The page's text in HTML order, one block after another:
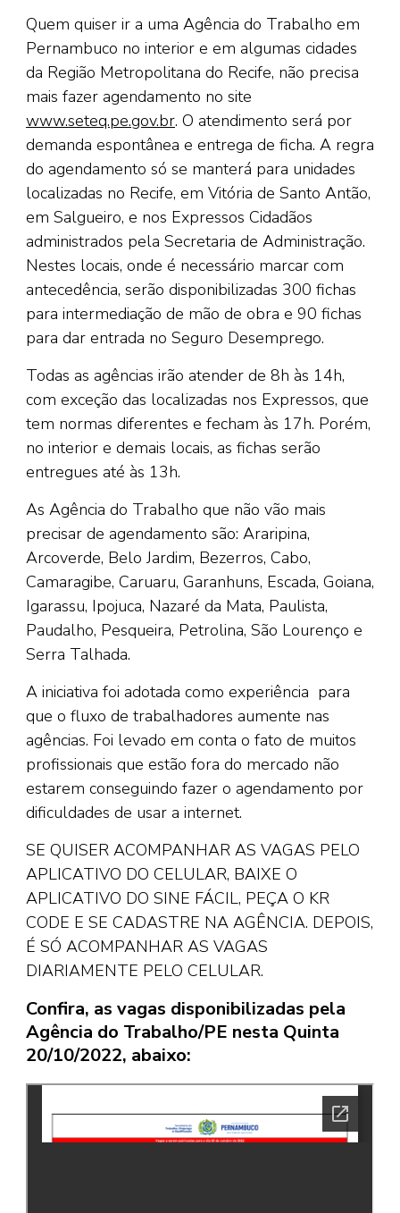
Quem quiser ir a uma Agência do Trabalho em
Pernambuco no interior e em algumas cidades
da Região Metropolitana do Recife, não precisa
mais fazer agendamento no site
www.seteq.pe.gov.br. O atendimento será por
demanda espontânea e entrega de ficha. A regra
do agendamento só se manterá para unidades
localizadas no Recife, em Vitória de Santo Antão,
em Salgueiro, e nos Expressos Cidadãos
administrados pela Secretaria de Administração.
Nestes locais, onde é necessário marcar com
antecedência, serão disponibilizadas 300 fichas
para intermediação de mão de obra e 90 fichas
para dar entrada no Seguro Desemprego.
Todas as agências irão atender de 8h às 14h,
com exceção das localizadas nos Expressos, que
tem normas diferentes e fecham às 17h. Porém,
no interior e demais locais, as fichas serão
entregues até às 13h.
As Agência do Trabalho que não vão mais
precisar de agendamento são: Araripina,
Arcoverde, Belo Jardim, Bezerros, Cabo,
Camaragibe, Caruaru, Garanhuns, Escada, Goiana,
Igarassu, Ipojuca, Nazaré da Mata, Paulista,
Paudalho, Pesqueira, Petrolina, São Lourenço e
Serra Talhada.
A iniciativa foi adotada como experiência para
que o fluxo de trabalhadores aumente nas
agências. Foi levado em conta o fato de muitos
profissionais que estão fora do mercado não
estarem conseguindo fazer o agendamento por
dificuldades de usar a internet.
SE QUISER ACOMPANHAR AS VAGAS PELO
APLICATIVO DO CELULAR, BAIXE O
APLICATIVO DO SINE FÁCIL, PEÇA O KR
CODE E SE CADASTRE NA AGÊNCIA. DEPOIS,
É SÓ ACOMPANHAR AS VAGAS
DIARIAMENTE PELO CELULAR.
Confira, as vagas disponibilizadas pela
Agência do Trabalho/PE nesta Quinta
20/10/2022, abaixo: